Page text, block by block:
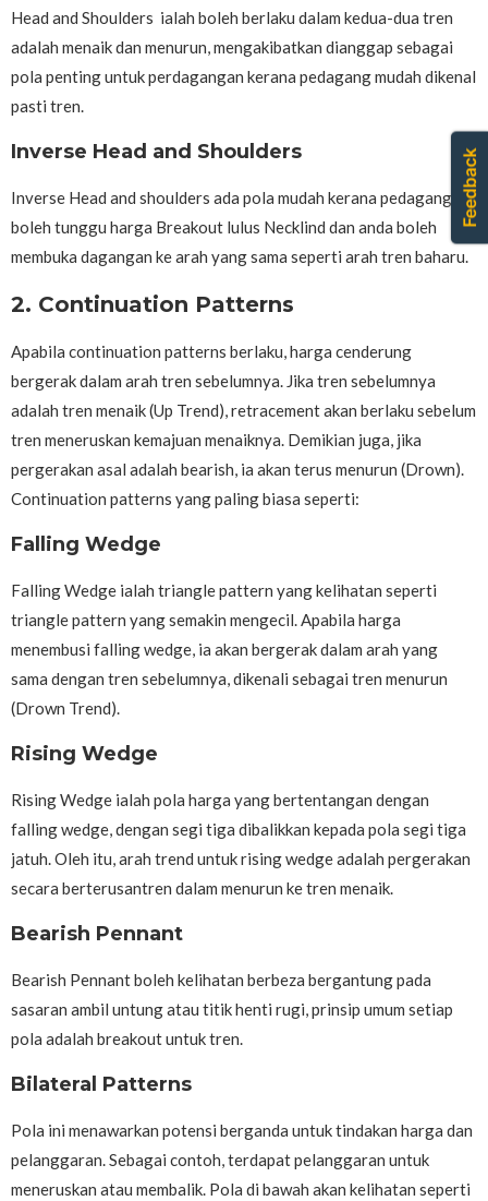
Head and Shoulders ialah boleh berlaku dalam kedua-dua tren
adalah menaik dan menurun, mengakibatkan dianggap sebagai
pola penting untuk perdagangan kerana pedagang mudah dikenal
pasti tren.
Inverse Head and Shoulders
Inverse Head and shoulders ada pola mudah kerana pedagang
boleh tunggu harga Breakout lulus Necklind dan anda boleh
membuka dagangan ke arah yang sama seperti arah tren baharu.
2. Continuation Patterns
Apabila continuation patterns berlaku, harga cenderung
bergerak dalam arah tren sebelumnya. Jika tren sebelumnya
adalah tren menaik (Up Trend), retracement akan berlaku sebelum
tren meneruskan kemajuan menaiknya. Demikian juga, jika
pergerakan asal adalah bearish, ia akan terus menurun (Drown).
Continuation patterns yang paling biasa seperti:
Falling Wedge
Falling Wedge ialah triangle pattern yang kelihatan seperti
triangle pattern yang semakin mengecil. Apabila harga
menembusi falling wedge, ia akan bergerak dalam arah yang
sama dengan tren sebelumnya, dikenali sebagai tren menurun
(Drown Trend).
Rising Wedge
Rising Wedge ialah pola harga yang bertentangan dengan
falling wedge, dengan segi tiga dibalikkan kepada pola segi tiga
jatuh. Oleh itu, arah trend untuk rising wedge adalah pergerakan
secara berterusantren dalam menurun ke tren menaik.
Bearish Pennant
Bearish Pennant boleh kelihatan berbeza bergantung pada
sasaran ambil untung atau titik henti rugi, prinsip umum setiap
pola adalah breakout untuk tren.
Bilateral Patterns
Pola ini menawarkan potensi berganda untuk tindakan harga dan
pelanggaran. Sebagai contoh, terdapat pelanggaran untuk
meneruskan atau membalik. Pola di bawah akan kelihatan seperti